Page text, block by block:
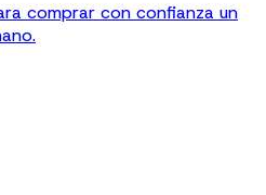
comprar con confianza un